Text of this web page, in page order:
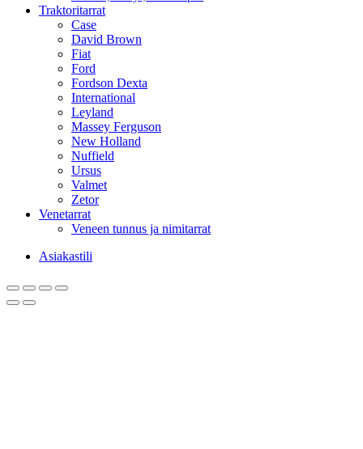
Traktoritarrat
Case
David Brown
Fiat
Ford
Fordson Dexta
International
Leyland
Massey Ferguson
New Holland
Nuffield
Ursus
Valmet
Zetor
Venetarrat
Veneen tunnus ja nimitarrat
Asiakastili